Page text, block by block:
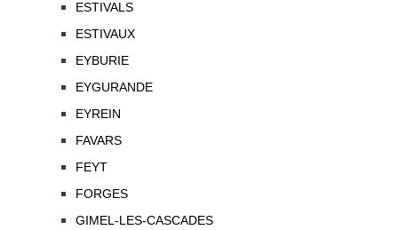
ESTIVALS
ESTIVAUX
EYBURIE
EYGURANDE
EYREIN
FAVARS
FEYT
FORGES
GIMEL-LES-CASCADES